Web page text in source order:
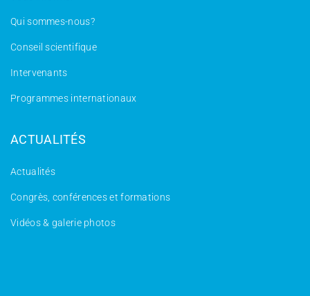
Qui sommes-nous?
Conseil scientifique
Intervenants
Programmes internationaux
ACTUALITÉS
Actualités
Congrès, conférences et formations
Vidéos & galerie photos